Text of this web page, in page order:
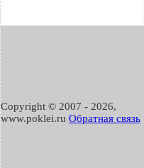
Copyright © 2007 - 2026,
www.poklei.ru Обратная связь